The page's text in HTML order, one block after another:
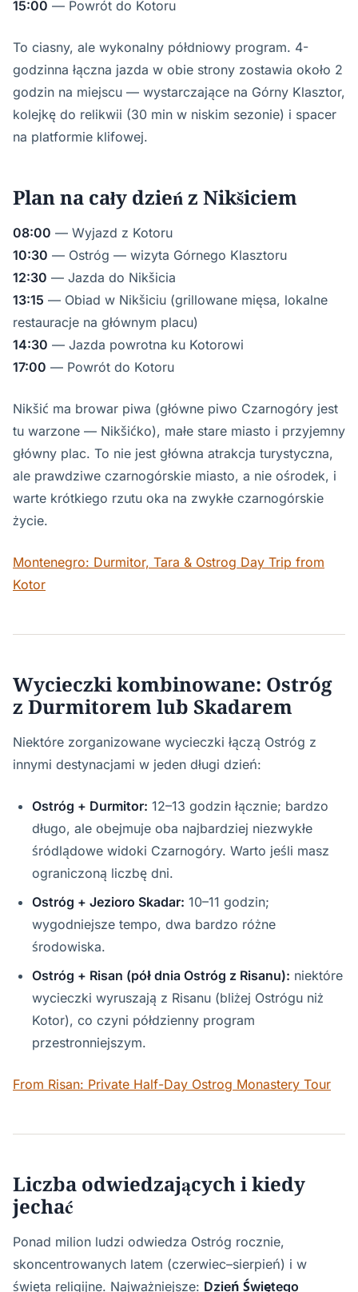
15:00 — Powrót do Kotoru
To ciasny, ale wykonalny półdniowy program. 4-
godzinna łączna jazda w obie strony zostawia około 2
godzin na miejscu — wystarczające na Górny Klasztor,
kolejkę do relikwii (30 min w niskim sezonie) i spacer
na platformie klifowej.
Plan na cały dzień z Nikšiciem
08:00 — Wyjazd z Kotoru
10:30 — Ostróg — wizyta Górnego Klasztoru
12:30 — Jazda do Nikšicia
13:15 — Obiad w Nikšiciu (grillowane mięsa, lokalne
restauracje na głównym placu)
14:30 — Jazda powrotna ku Kotorowi
17:00 — Powrót do Kotoru
Nikšić ma browar piwa (główne piwo Czarnogóry jest
tu warzone — Nikšićko), małe stare miasto i przyjemny
główny plac. To nie jest główna atrakcja turystyczna,
ale prawdziwe czarnogórskie miasto, a nie ośrodek, i
warte krótkiego rzutu oka na zwykłe czarnogórskie
życie.
Montenegro: Durmitor, Tara & Ostrog Day Trip from
Kotor
Wycieczki kombinowane: Ostróg
z Durmitorem lub Skadarem
Niektóre zorganizowane wycieczki łączą Ostróg z
innymi destynacjami w jeden długi dzień:
Ostróg + Durmitor: 12–13 godzin łącznie; bardzo
długo, ale obejmuje oba najbardziej niezwykłe
śródlądowe widoki Czarnogóry. Warto jeśli masz
ograniczoną liczbę dni.
Ostróg + Jezioro Skadar: 10–11 godzin;
wygodniejsze tempo, dwa bardzo różne
środowiska.
Ostróg + Risan (pół dnia Ostróg z Risanu): niektóre
wycieczki wyruszają z Risanu (bliżej Ostrógu niż
Kotor), co czyni półdzienny program
przestronniejszym.
From Risan: Private Half-Day Ostrog Monastery Tour
Liczba odwiedzających i kiedy
jechać
Ponad milion ludzi odwiedza Ostróg rocznie,
skoncentrowanych latem (czerwiec–sierpień) i w
święta religijne. Najważniejsze: Dzień Świętego